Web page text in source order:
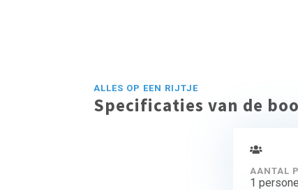
ALLES OP EEN RIJTJE
Specificaties van de
AANTAL
1